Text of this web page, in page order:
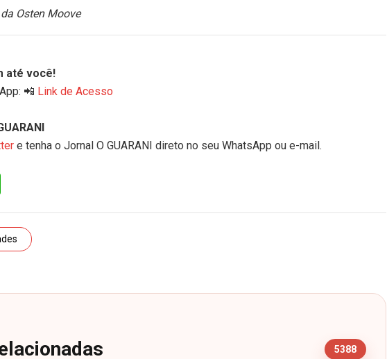
Osten Moove
até você!
📲 Link de Acesso
e tenha o Jornal O GUARANI direto no seu WhatsApp ou e-mail.
5388